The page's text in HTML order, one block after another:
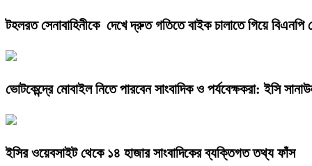
টহলরত সেনাবাহিনীকে দেখে দ্রুত গতিতে বাইক চালাতে গিয়ে বিএনপি
ভোটকেন্দ্রে মোবাইল নিতে পারবেন সাংবাদিক ও পর্যবেক্ষকরা: ইসি
ইসির ওয়েবসাইট থেকে ১৪ হাজার সাংবাদিকের ব্যক্তিগত তথ্য ফাঁস